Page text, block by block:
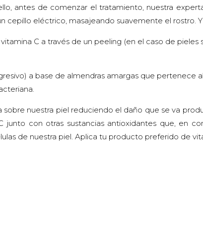
antes de comenzar el tratamiento, nuestra
cepillo eléctrico, masajeando suavemente el rostro.
C a través de un peeling (en el caso de pieles
a base de almendras amargas que
nuestra piel reduciendo el daño que se va
junto con otras sustancias antioxidantes que, en
de nuestra piel. Aplica tu producto preferido de